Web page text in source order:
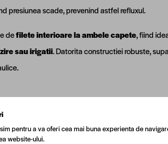
presiunea scade, prevenind astfel refluxul.
defilete interioare la ambele capete, fiind
sau irigatii. Datorita constructiei robuste,
pentru a va oferi cea mai buna experienta de
website-ului.